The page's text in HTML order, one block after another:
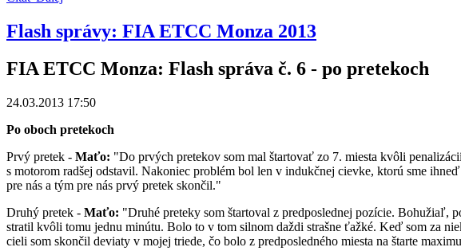
Flash správy: FIA ETCC Monza 2013
FIA ETCC Monza: Flash správa č. 6 - po pretekoch
24.03.2013 17:50
Po oboch pretekoch
Prvý pretek - Maťo: "Do prvých pretekov som mal štartovať zo 7. miesta kvôli
s motorom radšej odstavil. Nakoniec problém bol len v indukčnej cievke, ktorú sme
pre nás a tým pre nás prvý pretek skončil."
Druhý pretek - Maťo: "Druhé preteky som štartoval z predposlednej pozície. Bohužiaľ,
stratil kvôli tomu jednu minútu. Bolo to v tom silnom daždi strašne ťažké. Keď som za
cieli som skončil deviaty v mojej triede, čo bolo z predposledného miesta na štarte